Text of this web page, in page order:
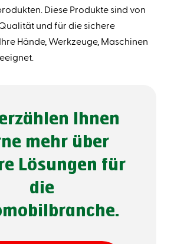
Diese Produkte sind von
und für die sichere
Hände, Werkzeuge, Maschinen
Ihnen
mehr über
Lösungen für
die